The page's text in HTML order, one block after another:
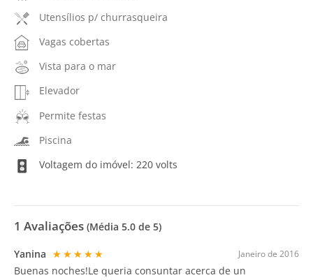
Utensílios p/ churrasqueira
Vagas cobertas
Vista para o mar
Elevador
Permite festas
Piscina
Voltagem do imóvel: 220 volts
1 Avaliações (Média 5.0 de 5)
Janeiro de 2016
Yanina ★★★★★
Buenas noches!Le queria consuntar acerca de un